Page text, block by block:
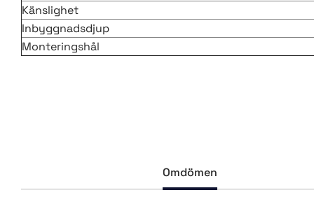
Känslighet
Inbyggnadsdjup
Monteringshål
Omdömen